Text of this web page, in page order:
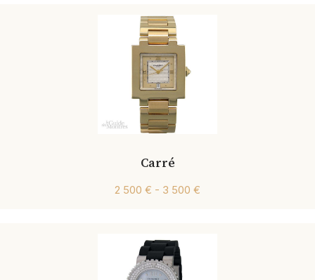
Carré
2 500 € - 3 500 €